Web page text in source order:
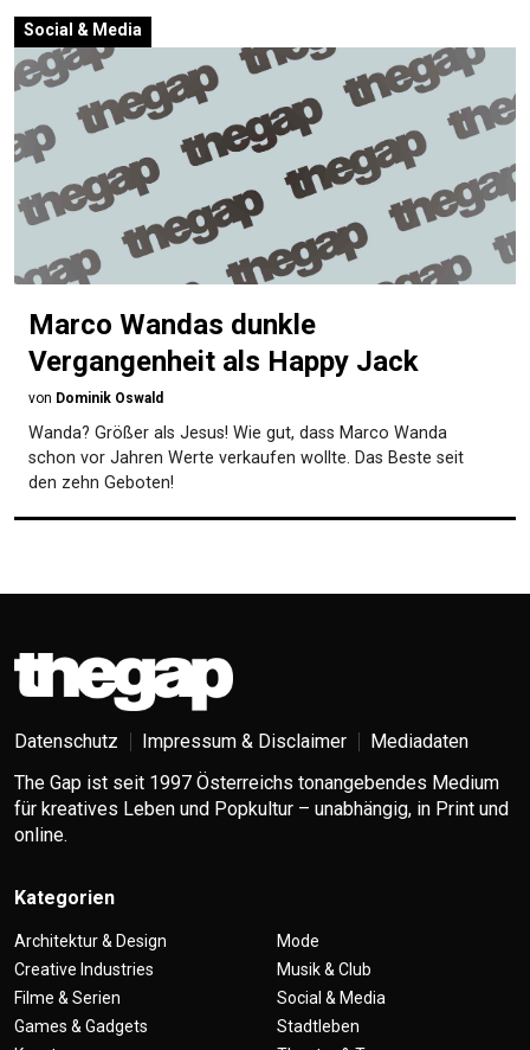
Social & Media
Marco Wandas dunkle
Vergangenheit als Happy Jack
von Dominik Oswald
Wanda? Größer als Jesus! Wie gut, dass Marco Wanda
schon vor Jahren Werte verkaufen wollte. Das Beste seit
den zehn Geboten!
Datenschutz Impressum & Disclaimer
Mediadaten
The Gap ist seit 1997 Österreichs tonangebendes Medium
für kreatives Leben und Popkultur – unabhängig, in Print und
online.
Kategorien
Architektur & Design
Creative Industries
Filme & Serien
Games & Gadgets
Mode
Musik & Club
Social & Media
Stadtleben